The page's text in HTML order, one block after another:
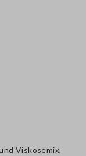
Viskosemix,